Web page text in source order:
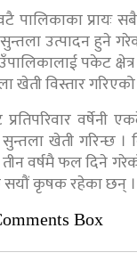
पालिकाका प्रायः
उत्पादन हुने
पकेट
खेती विस्तार
प्रतिपरिवार
खेती गरिन्छ ।
वर्षमै फल दिने
सयौं कृषक रहेका छन् ।
Box